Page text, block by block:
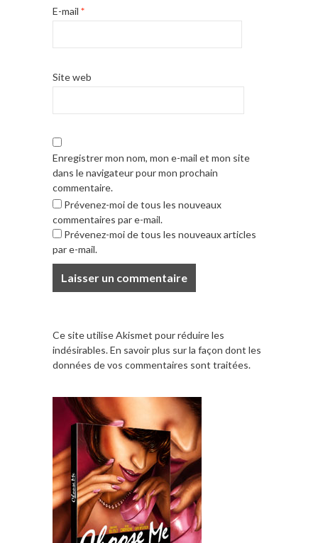
E-mail *
Site web
Enregistrer mon nom, mon e-mail et mon site
dans le navigateur pour mon prochain
commentaire.
Prévenez-moi de tous les nouveaux
commentaires par e-mail.
Prévenez-moi de tous les nouveaux articles
par e-mail.
Ce site utilise Akismet pour réduire les
indésirables.En savoir plus sur la façon dont les
données de vos commentaires sont traitées.